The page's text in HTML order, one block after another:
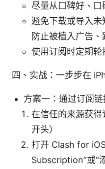
尽量从口碑好、
避免下载或导入未
防止被植入广告
使用订阅时定期
四、实战：一步步在
方案一：通过订阅链
在信任的来源获
开头）
打开 Clash for
Subscription”或“